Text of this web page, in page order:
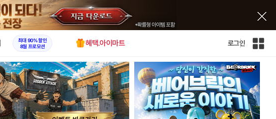
X
최대 90% 할인
8월 프로모션
혜택.아이마트 로그인
인
사
이
트
맵